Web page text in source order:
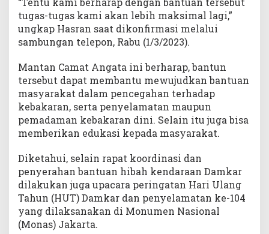
tugas-tugas kami akan lebih maksimal lagi,”
ungkap Hasran saat dikonfirmasi melalui
sambungan telepon, Rabu (1/3/2023).
Mantan Camat Angata ini berharap, bantun
tersebut dapat membantu mewujudkan bantuan
masyarakat dalam pencegahan terhadap
kebakaran, serta penyelamatan maupun
pemadaman kebakaran dini. Selain itu juga bisa
memberikan edukasi kepada masyarakat.
Diketahui, selain rapat koordinasi dan
penyerahan bantuan hibah kendaraan Damkar
dilakukan juga upacara peringatan Hari Ulang
Tahun (HUT) Damkar dan penyelamatan ke-104
yang dilaksanakan di Monumen Nasional
(Monas) Jakarta.